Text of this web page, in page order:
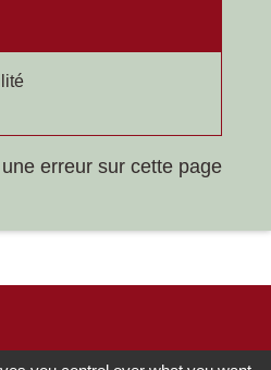
erreur sur cette page